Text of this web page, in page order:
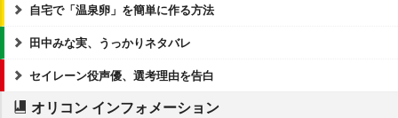
自宅で「温泉卵」を簡単に作る方法
田中みな実、うっかりネタバレ
セイレーン役声優、選考理由を告白
オリコン インフォメーション